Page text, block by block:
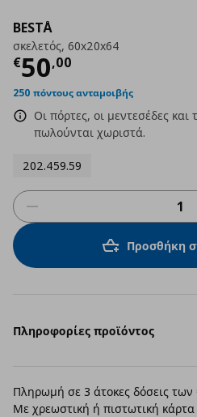
BESTÅ
σκελετός, 60x20x64
€50,00
Τρέχουσα τιμή
250 πόντους ανταμοιβής
Οι πόρτες, οι μεντεσέδες
πωλούνται χωριστά.
202.459.59
Προσθήκη
Πληροφορίες προϊόντος
Πληρωμή σε 3 άτοκες δόσεις
Με χρεωστική ή πιστωτική κάρτα